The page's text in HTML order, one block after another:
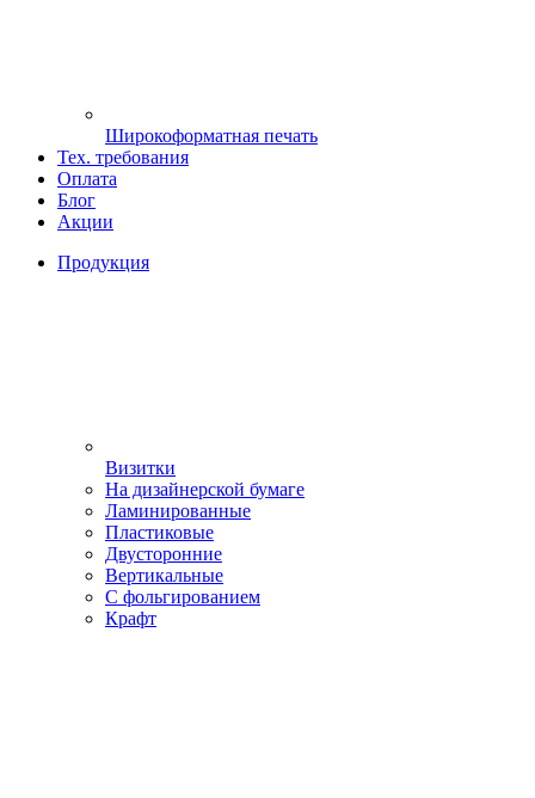
Широкоформатная печать
Тех. требования
Оплата
Блог
Акции
Продукция
Визитки
На дизайнерской бумаге
Ламинированные
Пластиковые
Двусторонние
Вертикальные
С фольгированием
Крафт